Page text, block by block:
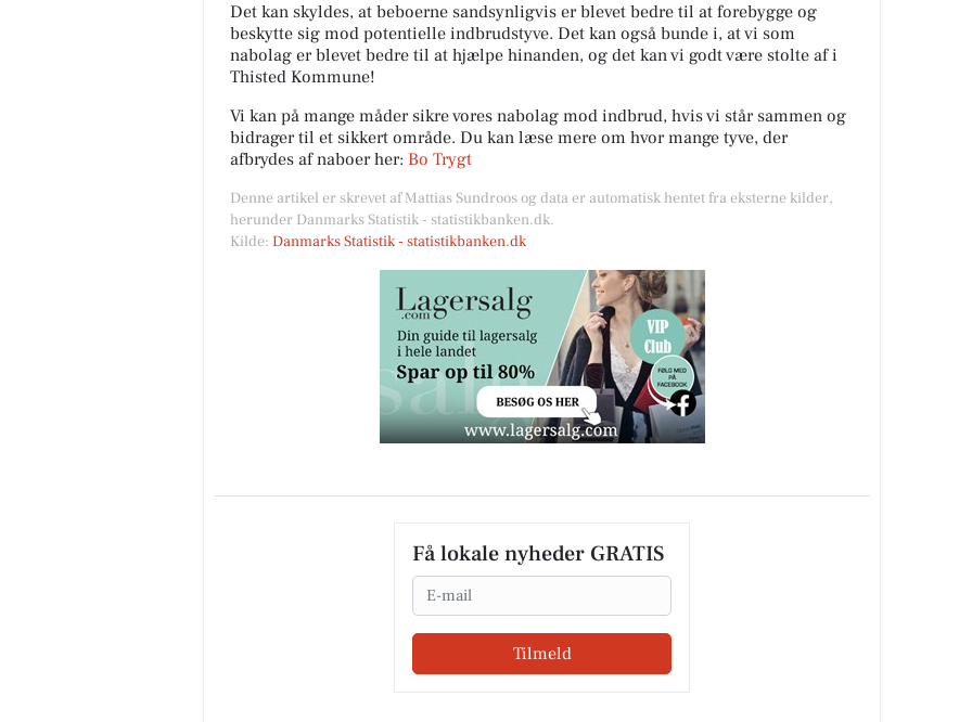
Det kan skyldes, at beboerne sandsynligvis er blevet bedre til at forebygge og
beskytte sig mod potentielle indbrudstyve. Det kan også bunde i, at vi som
nabolag er blevet bedre til at hjælpe hinanden, og det kan vi godt være stolte af i
Thisted Kommune!
Vi kan på mange måder sikre vores nabolag mod indbrud, hvis vi står sammen og
bidrager til et sikkert område. Du kan læse mere om hvor mange tyve, der
afbrydes af naboer her: Bo Trygt
Denne artikel er skrevet af Mattias Sundroos og data er automatisk hentet fra eksterne kilder,
herunder Danmarks Statistik - statistikbanken.dk.
Kilde: Danmarks Statistik - statistikbanken.dk
Få lokale nyheder GRATIS
Email
Tilmeld